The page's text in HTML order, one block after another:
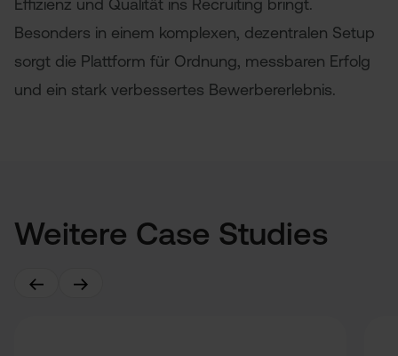
Effizienz und Qualität ins Recruiting bringt.
Besonders in einem komplexen, dezentralen Setup
sorgt die Plattform für Ordnung, messbaren Erfolg
und ein stark verbessertes Bewerbererlebnis.
Weitere Case Studies